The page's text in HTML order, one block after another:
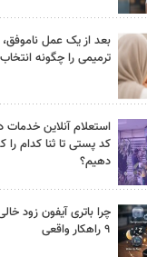
بعد از یک عمل ناموفق،
ترمیمی را چگونه
استعلام آنلاین خدمات
کد پستی تا ثنا کدام را
دهیم؟
چرا باتری آیفون زود
۹ راهکار واقعی